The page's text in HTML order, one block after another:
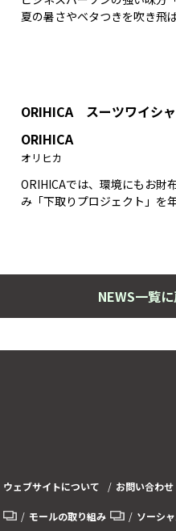
夏の暑さやベタつきを吹き飛
ORIHICA スーツワイシ
ORIHICA
オリヒカ
ORIHICAでは、環境にもお財
み「下取りプロジェクト」を
NEWS一覧
ウェブサイトについて お問い合わせ
モールの取り組み ソーシ